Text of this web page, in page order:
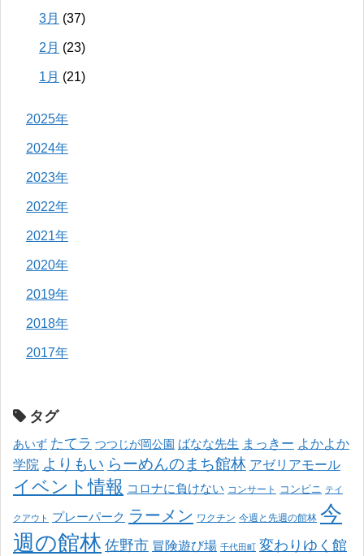
3月 (37)
2月 (23)
1月 (21)
2025年
2024年
2023年
2022年
2021年
2020年
2019年
2018年
2017年
タグ
あいず たてラ つつじが岡公園 ばなな先生 まっきー よかよか
学院 よりもい らーめんのまち館林 アゼリアモール
イベント情報 コロナに負けない コンサート コンビニ テイ
クアウト プレーパーク ラーメン ワクチン 今週と先週の館林 今
週の館林 佐野市 冒険遊び場 千代田町 変わりゆく館